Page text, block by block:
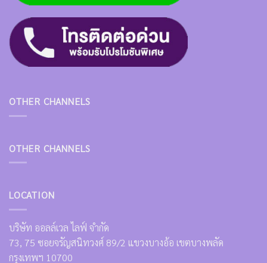
OTHER CHANNELS
OTHER CHANNELS
LOCATION
บริษัท ออลล์เวล ไลฟ์ จำกัด
73, 75 ซอยจรัญสนิทวงศ์ 89/2 แขวงบางอ้อ เขตบางพลัด
กรุงเทพฯ 10700